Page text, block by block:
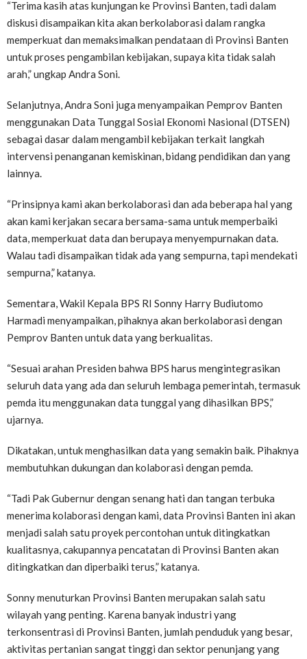
“Terima kasih atas kunjungan ke Provinsi Banten, tadi dalam
diskusi disampaikan kita akan berkolaborasi dalam rangka
memperkuat dan memaksimalkan pendataan di Provinsi Banten
untuk proses pengambilan kebijakan, supaya kita tidak salah
arah,” ungkap Andra Soni.
Selanjutnya, Andra Soni juga menyampaikan Pemprov Banten
menggunakan Data Tunggal Sosial Ekonomi Nasional (DTSEN)
sebagai dasar dalam mengambil kebijakan terkait langkah
intervensi penanganan kemiskinan, bidang pendidikan dan yang
lainnya.
“Prinsipnya kami akan berkolaborasi dan ada beberapa hal yang
akan kami kerjakan secara bersama-sama untuk memperbaiki
data, memperkuat data dan berupaya menyempurnakan data.
Walau tadi disampaikan tidak ada yang sempurna, tapi mendekati
sempurna,” katanya.
Sementara, Wakil Kepala BPS RI Sonny Harry Budiutomo
Harmadi menyampaikan, pihaknya akan berkolaborasi dengan
Pemprov Banten untuk data yang berkualitas.
“Sesuai arahan Presiden bahwa BPS harus mengintegrasikan
seluruh data yang ada dan seluruh lembaga pemerintah, termasuk
pemda itu menggunakan data tunggal yang dihasilkan BPS,”
ujarnya.
Dikatakan, untuk menghasilkan data yang semakin baik. Pihaknya
membutuhkan dukungan dan kolaborasi dengan pemda.
“Tadi Pak Gubernur dengan senang hati dan tangan terbuka
menerima kolaborasi dengan kami, data Provinsi Banten ini akan
menjadi salah satu proyek percontohan untuk ditingkatkan
kualitasnya, cakupannya pencatatan di Provinsi Banten akan
ditingkatkan dan diperbaiki terus,” katanya.
Sonny menuturkan Provinsi Banten merupakan salah satu
wilayah yang penting. Karena banyak industri yang
terkonsentrasi di Provinsi Banten, jumlah penduduk yang besar,
aktivitas pertanian sangat tinggi dan sektor penunjang yang